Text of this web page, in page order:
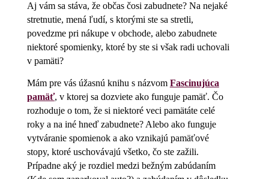
Aj vám sa stáva, že občas čosi zabudnete? Na nejaké
stretnutie, mená ľudí, s ktorými ste sa stretli,
povedzme pri nákupe v obchode, alebo zabudnete
niektoré spomienky, ktoré by ste si však radi uchovali
v pamäti?
Mám pre vás úžasnú knihu s názvom Fascinujúca
pamäť, v ktorej sa dozviete ako funguje pamäť. Čo
rozhoduje o tom, že si niektoré veci pamätáte celé
roky a na iné hneď zabudnete? Alebo ako funguje
vytváranie spomienok a ako vznikajú pamäťové
stopy, ktoré uschovávajú všetko, čo ste zažili.
Prípadne aký je rozdiel medzi bežným zabúdaním